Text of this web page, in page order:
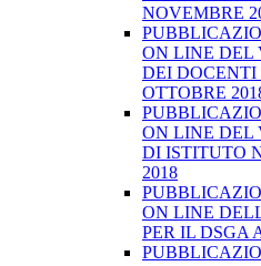
NOVEMBRE
ON LINE DEL
DEI DOCENTI
OTTOBRE
ON LINE DEL
DI ISTITUTO
2018
ON LINE
PER IL DSGA